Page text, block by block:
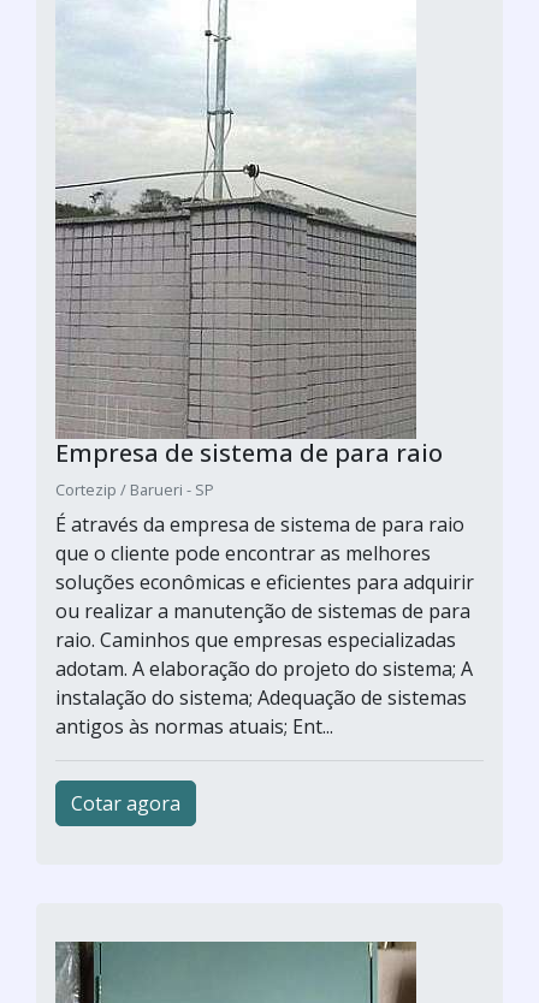
Empresa de sistema de para raio
Cortezip / Barueri - SP
É através da empresa de sistema de para raio
que o cliente pode encontrar as melhores
soluções econômicas e eficientes para adquirir
ou realizar a manutenção de sistemas de para
raio. Caminhos que empresas especializadas
adotam. A elaboração do projeto do sistema; A
instalação do sistema; Adequação de sistemas
antigos às normas atuais; Ent...
Cotar agora